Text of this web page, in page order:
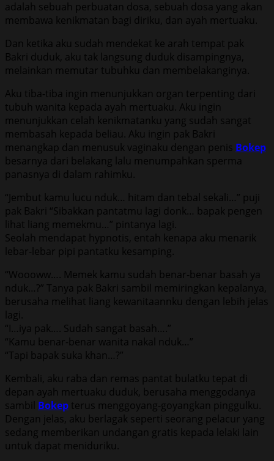
adalah sebuah perbuatan dosa, sebuah dosa yang akan
membawa kenikmatan bagi diriku, dan ayah mertuaku.
Dan ketika aku sudah mendekat ke arah tempat pak
Bakri duduk, aku tak langsung duduk disampingnya,
melainkan memutar tubuhku dan membelakanginya.
Aku tiba-tiba ingin menunjukkan organ terpenting dari
tubuh wanita kepada ayah mertuaku. Aku ingin
menunjukkan celah kenikmatanku yang sudah sangat
membasah kepada beliau. Aku ingin pak Bakri
menangkap dan menusuk vaginaku dengan penis Bokep
besarnya dari belakang lalu menumpahkan sperma
panasnya di dalam rahimku.
“Jembut kamu lucu nduk… hitam dan tebal sekali…” puji
pak Bakri “Sibakkan pantatmu lagi donk… bapak pengen
lihat liang memekmu…” pintanya lagi.
Seolah mendapat hypnotis, entah kenapa aku menarik
lebar-lebar pipi pantatku kesamping.
“Woooww…. Memek kamu sudah benar-benar basah ya
nduk…?” Tanya pak Bakri sambil memiringkan kepalanya,
berusaha melihat liang kewanitaannku dengan lebih jelas
lagi.
“I…iya pak…. Sudah sangat basah….”
“Kamu benar-benar wanita nakal nduk…”
“Tapi bapak suka khan…?”
Kembali, aku raba dan remas pantat bulatku tepat di
depan ayah mertuaku duduk, berusaha menggodanya
sambil Bokep terus menggoyang-goyangkan pinggulku.
Dengan jelas, aku berlagak seperti seorang pelacur yang
sedang memberikan undangan gratis kepada lelaki lain
untuk dapat meniduriku.